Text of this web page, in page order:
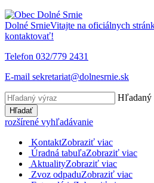
Dolné SrnieVitajte na oficiálnych
kontaktovať!
Telefon 032/779 2431
E-mail sekretariat@dolnesrnie.sk
Hľadaný
Hľadať
rozšírené vyhľadávanie
KontaktZobraziť viac
Úradná tabuľaZobraziť viac
AktualityZobraziť viac
Zvoz odpaduZobraziť viac